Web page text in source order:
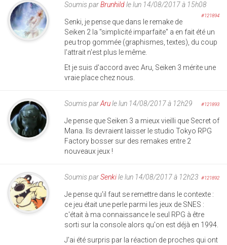
Soumis parBrunhildle lun 14/08/2017 à 15h08
#121894
Senki, je pense que dans le remake de
Seiken 2 la "simplicité imparfaite" a en fait été un
peu trop gommée (graphismes, textes), du coup
l'attrait n'est plus le même.
Et je suis d'accord avec Aru, Seiken 3 mérite une
vraie place chez nous.
Soumis parArule lun 14/08/2017 à 12h29 #121893
Je pense que Seiken 3 a mieux vieilli que Secret of
Mana. Ils devraient laisser le studio Tokyo RPG
Factory bosser sur des remakes entre 2
nouveaux jeux !
Soumis parSenkile lun 14/08/2017 à 12h23 #121892
Je pense qu'il faut se remettre dans le contexte :
ce jeu était une perle parmi les jeux de SNES :
c'était à ma connaissance le seul RPG à être
sorti sur la console alors qu'on est déjà en 1994.
J'ai été surpris par la réaction de proches qui ont